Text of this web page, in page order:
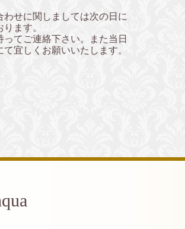
せに関しましては次の日に
ます。
ってご連絡下さい。また当日
宜しくお願いいたします。